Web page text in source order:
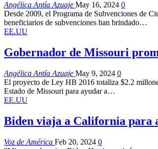
Angélica Antía Azuaje May 16, 2024 0
Desde 2009, el Programa de Subvenciones de
beneficiarios de subvenciones han brindado…
EE.UU
Gobernador de Missouri
Angélica Antía Azuaje May 9, 2024 0
El proyecto de Ley HB 2016 totaliza $2.2
Estado de Missouri para ayudar a…
EE.UU
Biden viaja a California para
Voz de América Feb 20, 2024 0